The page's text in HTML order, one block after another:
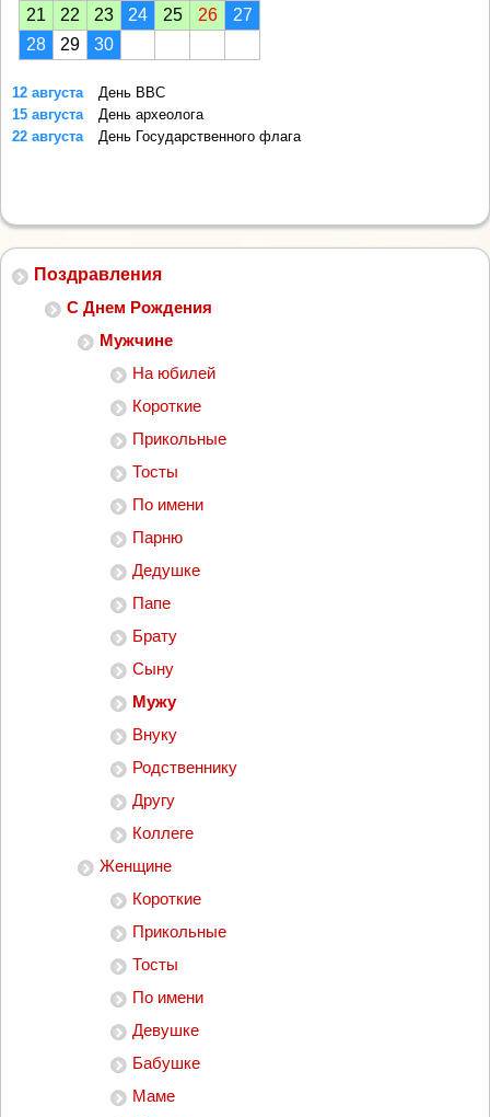
Поздравления
С Днем Рождения
Мужчине
На юбилей
Короткие
Прикольные
Тосты
По имени
Парню
Дедушке
Папе
Брату
Сыну
Мужу
Внуку
Родственнику
Другу
Коллеге
Женщине
Короткие
Прикольные
Тосты
По имени
Девушке
Бабушке
Маме
21
22 23 24 25 26
27
28
29 30
12 августа
День ВВС
15 августа
День археолога
22 августа
День Государственного флага